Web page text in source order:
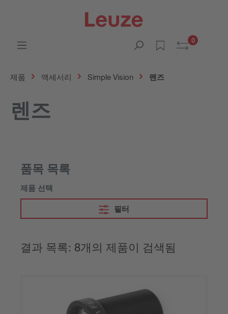
0
제품 액세서리 Simple Vision 렌즈
렌즈
품목 목록
제품 선택
필터
결과 목록: 8개의 제품이 검색됨